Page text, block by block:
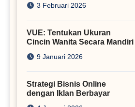
3 Februari 2026
VUE: Tentukan Ukuran
Cincin Wanita Secara Mandiri
9 Januari 2026
Strategi Bisnis Online
dengan Iklan Berbayar